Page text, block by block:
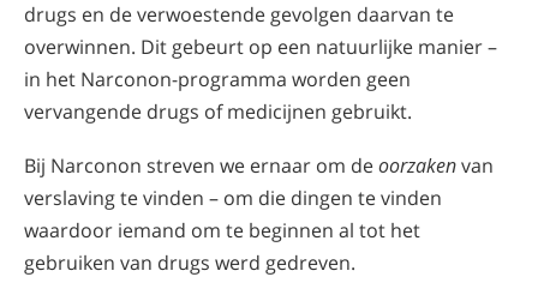
drugs en de verwoestende gevolgen daarvan te
overwinnen. Dit gebeurt op een natuurlijke manier –
in het Narconon-programma worden geen
vervangende drugs of medicijnen gebruikt.
Bij Narconon streven we ernaar om deoorzakenvan
verslaving te vinden – om die dingen te vinden
waardoor iemand om te beginnen al tot het
gebruiken van drugs werd gedreven.